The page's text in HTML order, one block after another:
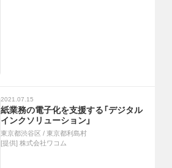
2021.07.15
紙業務の電子化を支援する「デジタル
インクソリューション」
東京都渋谷区 / 東京都利島村
[提供] 株式会社ワコム